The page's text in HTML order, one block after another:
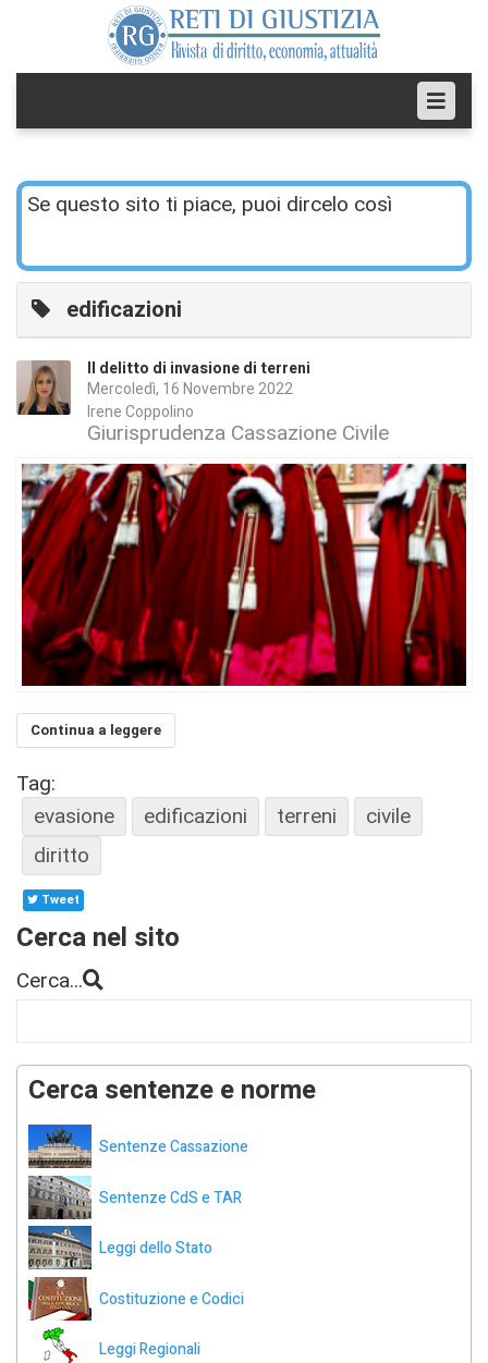
Se questo sito ti piace, puoi dircelo così
edificazioni
Il delitto di invasione di terreni
Mercoledì, 16 Novembre 2022
Irene Coppolino
Giurisprudenza Cassazione Civile
Continua a leggere
Tag:
evasione
edificazioni terreni
civile
diritto
Tweet
Cerca nel sito
Cerca...
Cerca sentenze e norme
Sentenze Cassazione
Sentenze CdS e TAR
Leggi dello Stato
Costituzione e Codici
Leggi Regionali